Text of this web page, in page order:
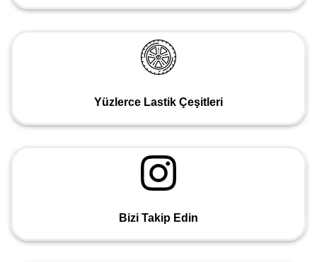
Yüzlerce Lastik Çeşitleri
Bizi Takip Edin